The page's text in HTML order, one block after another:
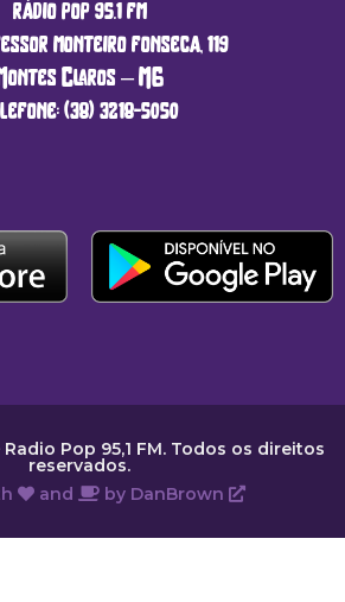
rádio pop 95.1 fm
monteiro fonseca, 119
Claros – MG
(38) 3218-5050
Pop 95,1 FM. Todos os direitos
reservados.
and by DanBrown